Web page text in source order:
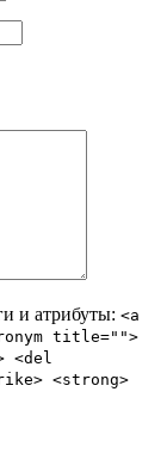
и атрибуты: <a
title="">
<del
<strong>